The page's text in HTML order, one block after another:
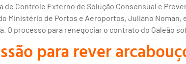
de Controle Externo de Solução Consensual e
Ministério de Portos e Aeroportos, Juliano
O processo para renegociar o contrato do Galeão
para rever